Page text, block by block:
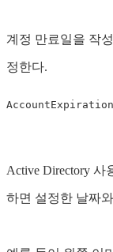
계정 만료일을 작
정한다.
Active Directory
하면 설정한 날짜